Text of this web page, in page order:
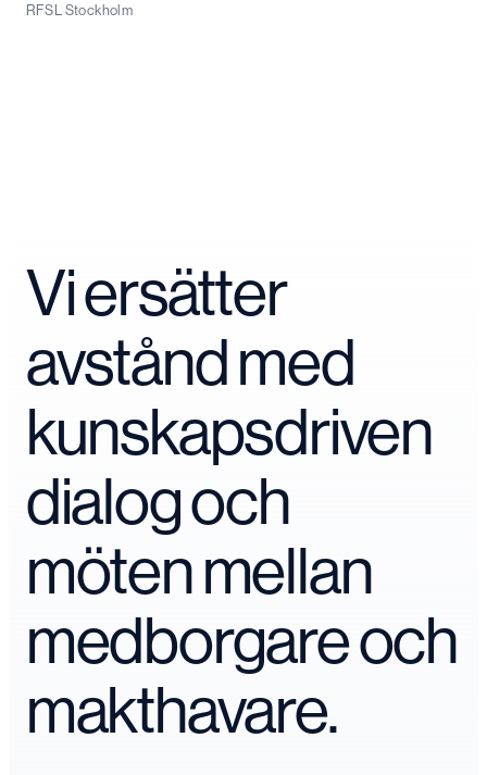
RFSL Stockholm
Vi ersätter
avstånd med
kunskapsdriven
dialog och
möten mellan
medborgare och
makthavare.